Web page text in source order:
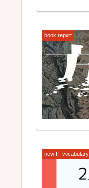
book report
new IT vocabulary